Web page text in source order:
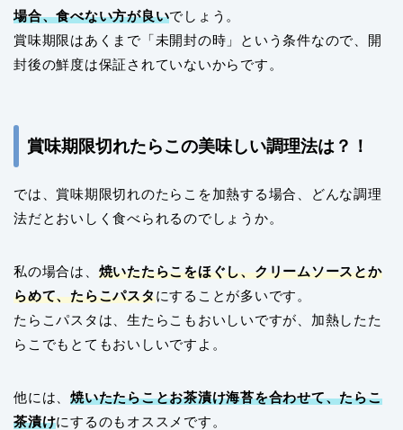
場合、食べない方が良いでしょう。
賞味期限はあくまで「未開封の時」という条件なので、開
封後の鮮度は保証されていないからです。
賞味期限切れたらこの美味しい調理法は？！
では、賞味期限切れのたらこを加熱する場合、どんな調理
法だとおいしく食べられるのでしょうか。
私の場合は、 焼いたたらこをほぐし、クリームソースとか
らめて、たらこパスタにすることが多いです。
たらこパスタは、生たらこもおいしいですが、加熱したた
らこでもとてもおいしいですよ。
他には、焼いたたらことお茶漬け海苔を合わせて、たらこ
茶漬けにするのもオススメです。